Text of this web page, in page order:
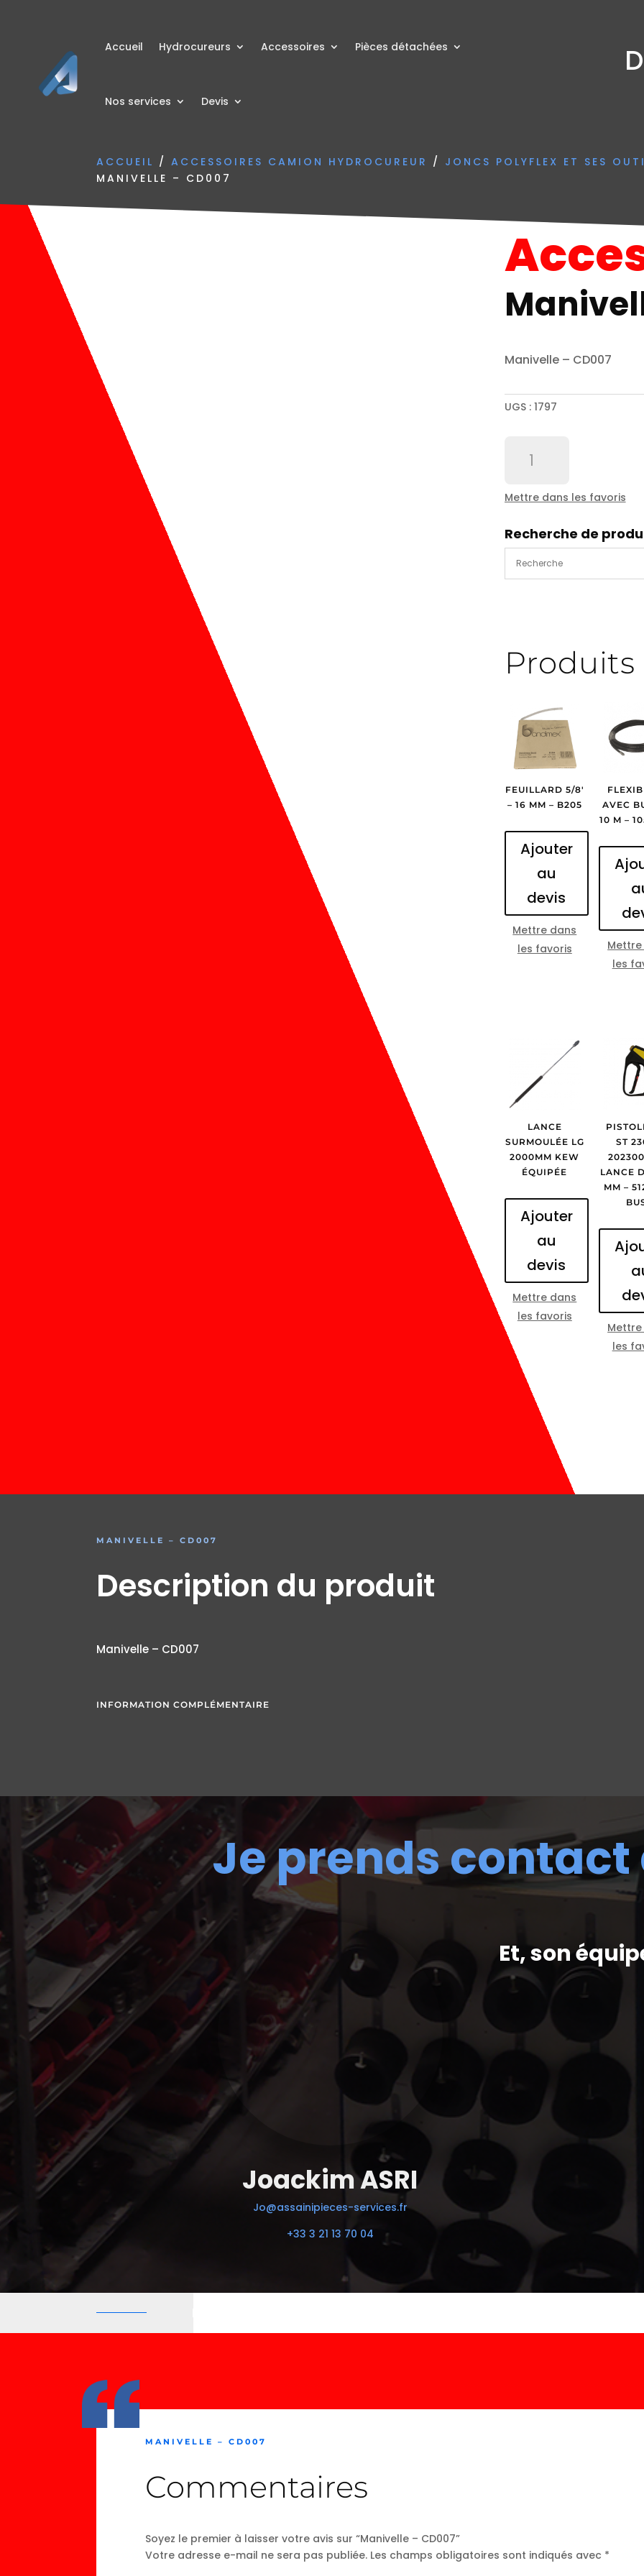
Accueil Hydrocureurs Accessoires Pièces détachées
Nos services Devis
ACCUEIL /ACCESSOIRES CAMION HYDROCUREUR / JONCS POLYFLEX ET SES
MANIVELLE – CD007
Manivelle – CD007
UGS : 1797
-
Mettre dans les favoris
Recherche de
FEUILLARD 5/8′
– 16 MM – B205
Ajouter
au
devis
Mettre dans
les favoris
AVEC
10 M –
les
LANCE
SURMOULÉE LG
2000MM KEW
ÉQUIPÉE
Ajouter
au
devis
Mettre dans
les favoris
ST
LANCE
MM – 512403 +
les
MANIVELLE – CD007
Description du produit
Manivelle – CD007
INFORMATION COMPLÉMENTAIRE
Je prends contact
Joackim ASRI
Jo@assainipieces-services.fr
+33 3 21 13 70 04
Et, son
MANIVELLE – CD007
Commentaires
Soyez le premier à laisser votre avis sur “Manivelle – CD007”
Votre adresse e-mail ne sera pas publiée. Les champs obligatoires sont indiqués avec *